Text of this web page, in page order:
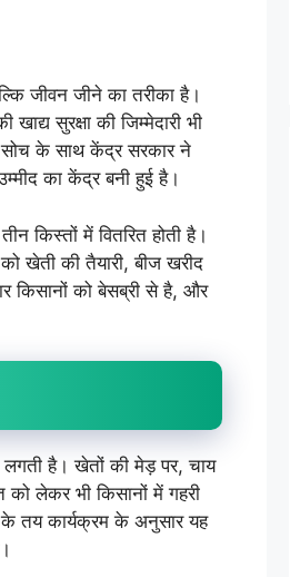
जीवन जीने का तरीका है।
सुरक्षा की जिम्मेदारी भी
सोच के साथ केंद्र सरकार ने
का केंद्र बनी हुई है।
किस्तों में वितरित होती है।
खेती की तैयारी, बीज खरीद
किसानों को बेसब्री से है, और
है। खेतों की मेड़ पर, चाय
को लेकर भी किसानों में गहरी
के तय कार्यक्रम के अनुसार यह